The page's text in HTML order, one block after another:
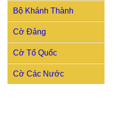
Bộ Khánh Thành
Cờ Đảng
Cờ Tổ Quốc
Cờ Các Nước